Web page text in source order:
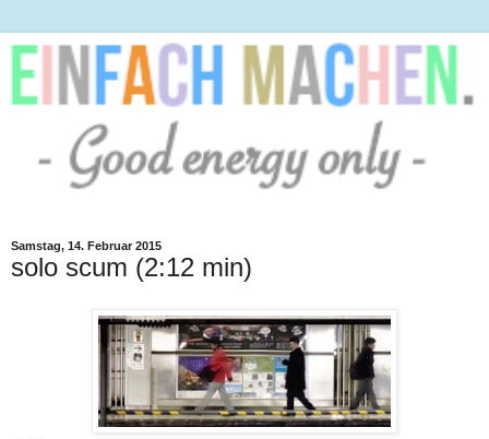
Samstag, 14. Februar 2015
solo scum (2:12 min)